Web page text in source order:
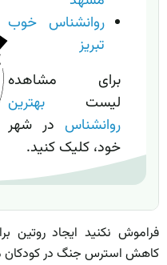
روانشناس خوب
تبریز
برای مشاهده
لیست بهترین
روانشناس در شهر
خود، کلیک کنید.
فراموش نکنید ایجاد روتین
کاهش استرس جنگ در کودکان